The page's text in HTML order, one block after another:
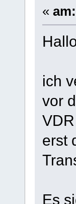
« am:
ich
vor
erst
Es